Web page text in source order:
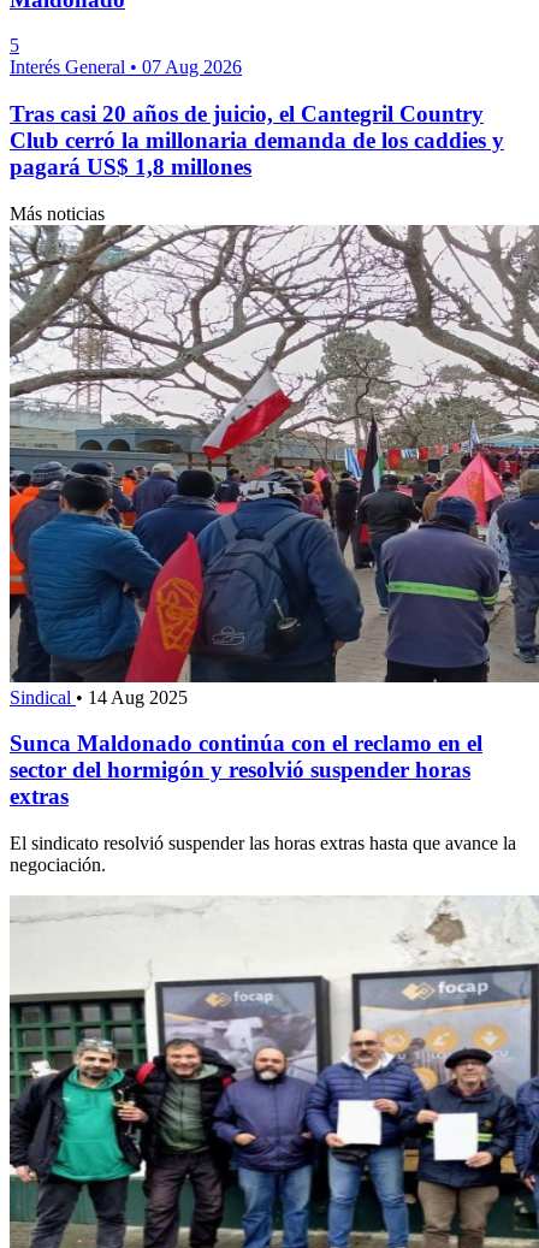
5
Interés General • 07 Aug 2026
Tras casi 20 años de juicio, el Cantegril Country
Club cerró la millonaria demanda de los caddies y
pagará US$ 1,8 millones
Más noticias
Sindical • 14 Aug 2025
Sunca Maldonado continúa con el reclamo en el
sector del hormigón y resolvió suspender horas
extras
El sindicato resolvió suspender las horas extras hasta que avance la
negociación.